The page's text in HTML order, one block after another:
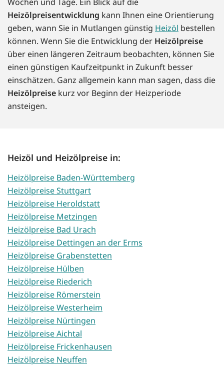
Heizölpreisentwicklung kann Ihnen eine Orientierung
geben, wann Sie in Mutlangen günstig Heizöl bestellen
können. Wenn Sie die Entwicklung der Heizölpreise
über einen längeren Zeitraum beobachten, können Sie
einen günstigen Kaufzeitpunkt in Zukunft besser
einschätzen. Ganz allgemein kann man sagen, dass die
Heizölpreise kurz vor Beginn der Heizperiode
ansteigen.
Heizöl und Heizölpreise in:
Heizölpreise Baden-Württemberg
Heizölpreise Stuttgart
Heizölpreise Heroldstatt
Heizölpreise Metzingen
Heizölpreise Bad Urach
Heizölpreise Dettingen an der Erms
Heizölpreise Grabenstetten
Heizölpreise Hülben
Heizölpreise Riederich
Heizölpreise Römerstein
Heizölpreise Westerheim
Heizölpreise Nürtingen
Heizölpreise Aichtal
Heizölpreise Frickenhausen
Heizölpreise Neuffen